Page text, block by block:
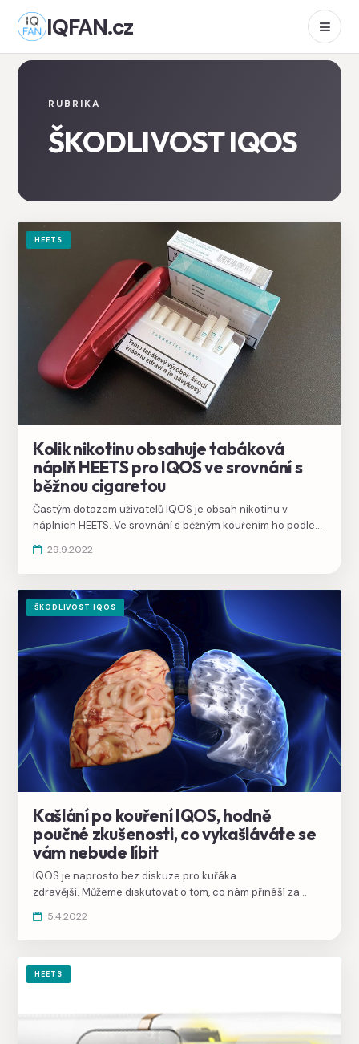
IQFAN.cz
RUBRIKA
ŠKODLIVOST IQOS
HEETS
Kolik nikotinu obsahuje tabáková
náplň HEETS pro IQOS ve srovnání s
běžnou cigaretou
Častým dotazem uživatelů IQOS je obsah nikotinu v
náplních HEETS. Ve srovnání s běžným kouřením ho podle
cigarety.
29.9.2022
ŠKODLIVOST IQOS
Kašlání po kouření IQOS, hodně
poučné zkušenosti, co vykašláváte se
vám nebude líbit
IQOS je naprosto bez diskuze pro kuřáka
zdravější. Můžeme diskutovat o tom, co nám přináší za
Z vlastní zkušenosti vám ale můžu napsat, co z těla odvádí
ven a nejdřív se vám to nebude vůbec líbit.
5.4.2022
HEETS